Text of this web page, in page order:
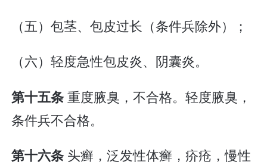
（五）包茎、包皮过长（条件兵除外）；
（六）轻度急性包皮炎、阴囊炎。
第十五条重度腋臭，不合格。轻度腋臭，
条件兵不合格。
第十六条 头癣，泛发性体癣，疥疮，慢性